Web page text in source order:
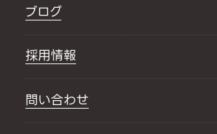
ブログ
採用情報
問い合わせ